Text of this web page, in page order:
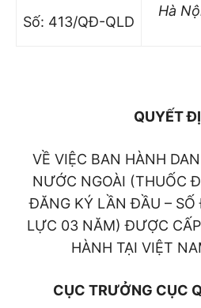
Số: 413/QĐ-QLD
Hà
QUYẾT
VỀ VIỆC BAN HÀNH
NƯỚC NGOÀI (THUỐC
ĐĂNG KÝ LẦN ĐẦU – SỐ
LỰC 03 NĂM) ĐƯỢC
HÀNH TẠI VIỆT
CỤC TRƯỞNG CỤC